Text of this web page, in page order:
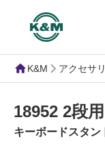
K&M アクセサ
18952 2段
キーボードスタ